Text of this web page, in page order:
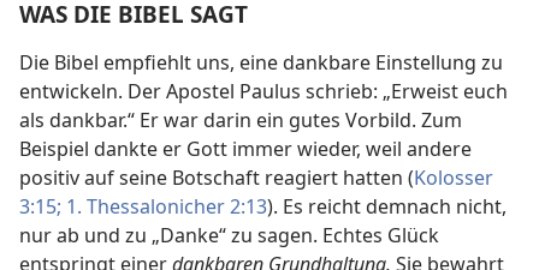
WAS DIE BIBEL SAGT
Die Bibel empfiehlt uns, eine dankbare Einstellung zu
entwickeln. Der Apostel Paulus schrieb: „Erweist euch
als dankbar.“ Er war darin ein gutes Vorbild. Zum
Beispiel dankte er Gott immer wieder, weil andere
positiv auf seine Botschaft reagiert hatten (Kolosser
3:15; 1. Thessalonicher 2:13). Es reicht demnach nicht,
nur ab und zu „Danke“ zu sagen. Echtes Glück
entspringt einerdankbaren Grundhaltung. Sie bewahrt